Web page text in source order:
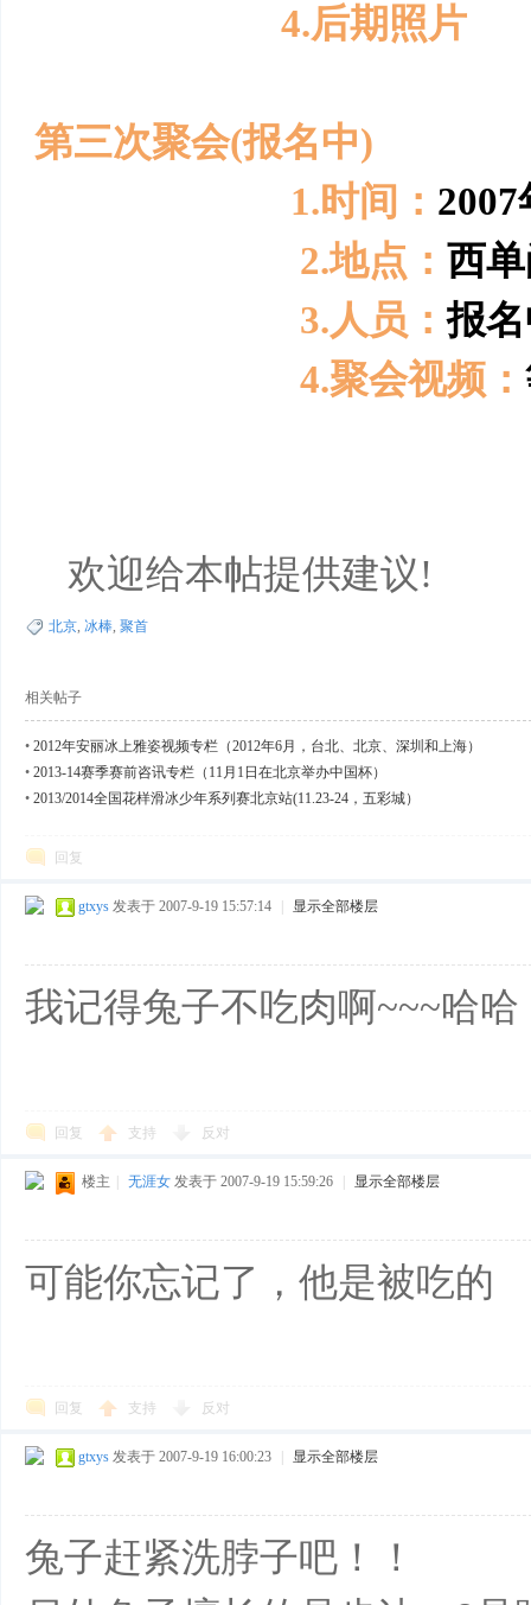
4.后期照
第三次聚会(报名中)
1.时间： 2007
2.地点： 西
3.人员：报
4.聚会视频：
欢迎给本帖提供建议!
北京, 冰棒, 聚首
相关帖子
• 2012年安丽冰上雅姿视频专栏（2012年6月，台北、北京、深圳和上海）
• 2013-14赛季赛前咨讯专栏（11月1日在北京举办中国杯）
• 2013/2014全国花样滑冰少年系列赛北京站(11.23-24，五彩城）
回复
gtxys 发表于 2007-9-19 15:57:14 显示全部楼层
我记得兔子不吃肉啊~~~哈哈
回复 支持 反对
楼主 无涯女 发表于 2007-9-19 15:59:26 显示全部楼层
可能你忘记了，他是被吃的
回复 支持 反对
gtxys 发表于 2007-9-19 16:00:23 显示全部楼层
兔子赶紧洗脖子吧！！